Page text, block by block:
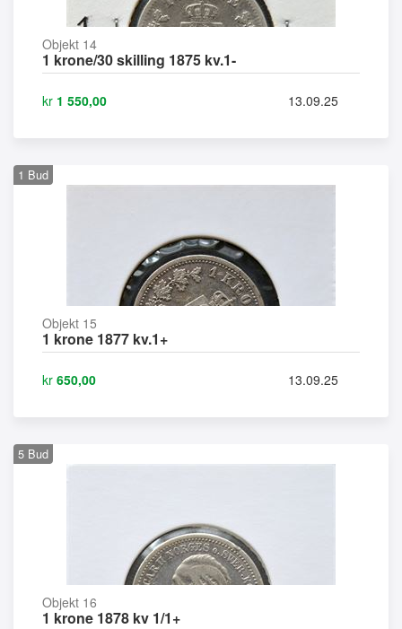
Objekt 14
1 krone/30 skilling 1875 kv.1-
kr 1 550,00 13.09.25
1 Bud
Objekt 15
1 krone 1877 kv.1+
kr 650,00 13.09.25
5 Bud
Objekt 16
1 krone 1878 kv 1/1+